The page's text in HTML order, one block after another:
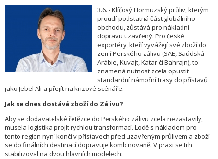
3.6. - Klíčový Hormuzský průliv, kterým
proudí podstatná část globálního
obchodu, zůstává pro nákladní
dopravu uzavřený. Pro české
exportéry, kteří vyvážejí své zboží do
zemí Perského zálivu (SAE, Saúdská
Arábie, Kuvajt, Katar či Bahrajn), to
znamená nutnost zcela opustit
standardní námořní trasy do přístavů
jako Jebel Ali a přejít na krizové scénáře.
Jak se dnes dostává zboží do Zálivu?
Aby se dodavatelské řetězce do Perského zálivu zcela nezastavily,
musela logistika projít rychlou transformací. Lodě s nákladem pro
tento region nyní končí v přístavech před uzavřeným průlivem a zboží
se do finálních destinací dopravuje kombinovaně. V praxi se trh
stabilizoval na dvou hlavních modelech: